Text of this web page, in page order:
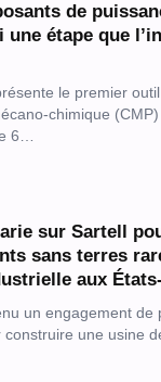
de
une étape que
le premier
chimique
6…
sur Sartell
sans terres
aux
un engagement de
construire une usine